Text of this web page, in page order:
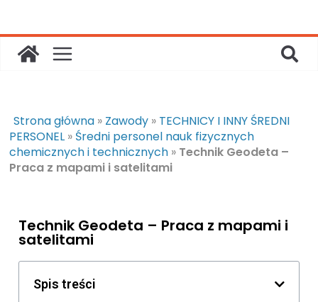
Strona główna » Zawody » TECHNICY I INNY ŚREDNI
PERSONEL » Średni personel nauk fizycznych
chemicznych i technicznych » Technik Geodeta –
Praca z mapami i satelitami
Technik Geodeta – Praca z mapami i
satelitami
Spis treści